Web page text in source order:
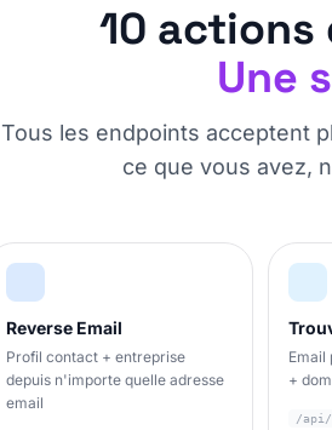
10 actions
Une
Tous les endpoints acceptent
ce que vous avez,
Reverse Email
Profil contact + entreprise
depuis n'importe quelle adresse
email
Email
+
/api/